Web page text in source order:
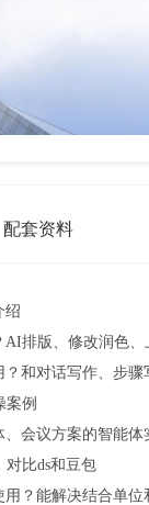
配套资料
绍
排版、修改润色
和对话写作、步骤
案例
会议方案的智能体
比ds和豆包
？能解决结合单位